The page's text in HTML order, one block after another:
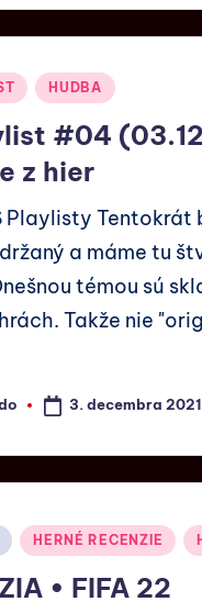
HUDBA
#04
z hier
Playlisty
a máme tu
témou sú
Takže nie
3. decembra 2021
HERNÉ RECENZIE
• FIFA 22